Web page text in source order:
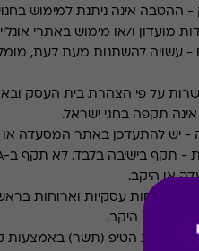
- ההטבה אינה ניתנת למימוש
מועדון ו/או מימוש באתרי
-עשויה להשתנות מעת לעת,
על פי הצהרת בית העסק
תקפה בחגי ישראל.
-יש להתעדכן באתר המסעדה או
-
או היקב.
כולל ארוחות עסקיות וארוחות
או היקב.
לשלם את הטיפ (תשר) באמצעות